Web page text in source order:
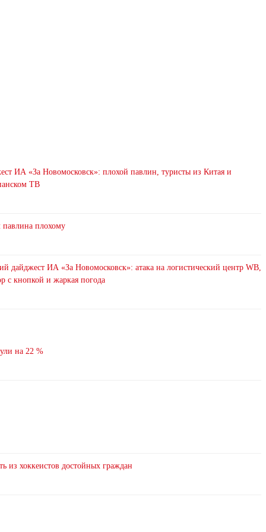
ИА «За Новомосковск»: плохой павлин, туристы из Китая и
ТВ
павлина плохому
дайджест ИА «За Новомосковск»: атака на логистический центр WB,
с кнопкой и жаркая погода
на 22 %
из хоккеистов достойных граждан